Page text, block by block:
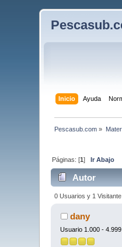
Inicio Ayuda
Pescasub.com »
Páginas: [1]Ir Abajo
Autor
0 Usuarios y 1
dany
Usuario 1.000 -